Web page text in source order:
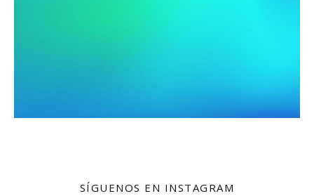
SÍGUENOS EN INSTAGRAM